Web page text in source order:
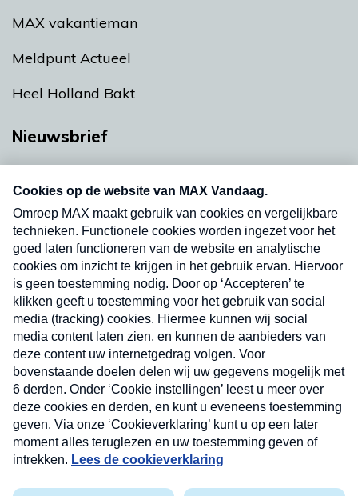
MAX vakantieman
Meldpunt Actueel
Heel Holland Bakt
Nieuwsbrief
nieuwsbrief. Elke vrijdag- en dinsdagochtend in
uw mailbox.
Verzend
Nieuwsbrief
Neem hier een gratis abonnement op onze
nieuwsbrief. Elke vrijdag- en dinsdagochtend in uw